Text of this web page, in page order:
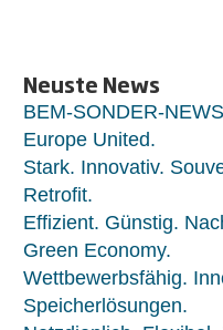
Neuste News
BEM-SONDER-
Europe United.
Stark. Innovativ.
Retrofit.
Effizient. Günstig.
Green Economy.
Wettbewerbsfähig.
Speicherlösungen.